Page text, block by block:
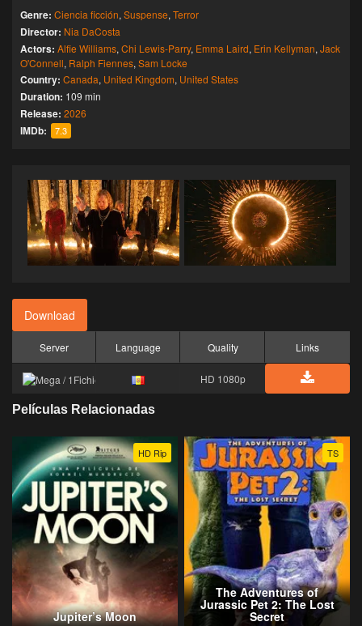
Genre: Ciencia ficción, Suspense, Terror
Director: Nia DaCosta
Actors: Alfie Williams, Chi Lewis-Parry, Emma Laird, Erin Kellyman, Jack
O'Connell, Ralph Fiennes, Sam Locke
Country: Canada, United Kingdom, United States
Duration: 109 min
Release: 2026
IMDb: 7.3
Download
Server Language Quality Links
HD 1080p
Películas Relacionadas
HD Rip
Jupiter’s Moon
TS
The Adventures of
Jurassic Pet 2: The Lost
Secret